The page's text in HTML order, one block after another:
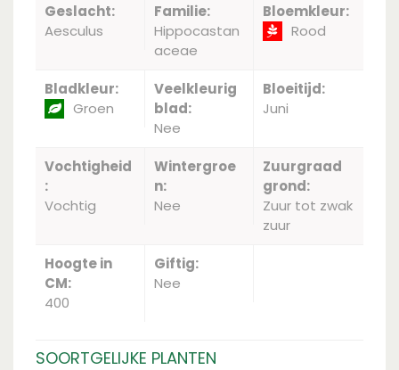
Geslacht:
Aesculus
Familie:
Hippocastan
aceae
Bloemkleur:
Rood
Bladkleur:
Groen
Veelkleurig
blad:
Nee
Bloeitijd:
Juni
Vochtigheid
:
Vochtig
Wintergroe
n:
Nee
Zuurgraad
grond:
Zuur tot zwak
zuur
Hoogte in
CM:
400
Giftig:
Nee
SOORTGELIJKE PLANTEN